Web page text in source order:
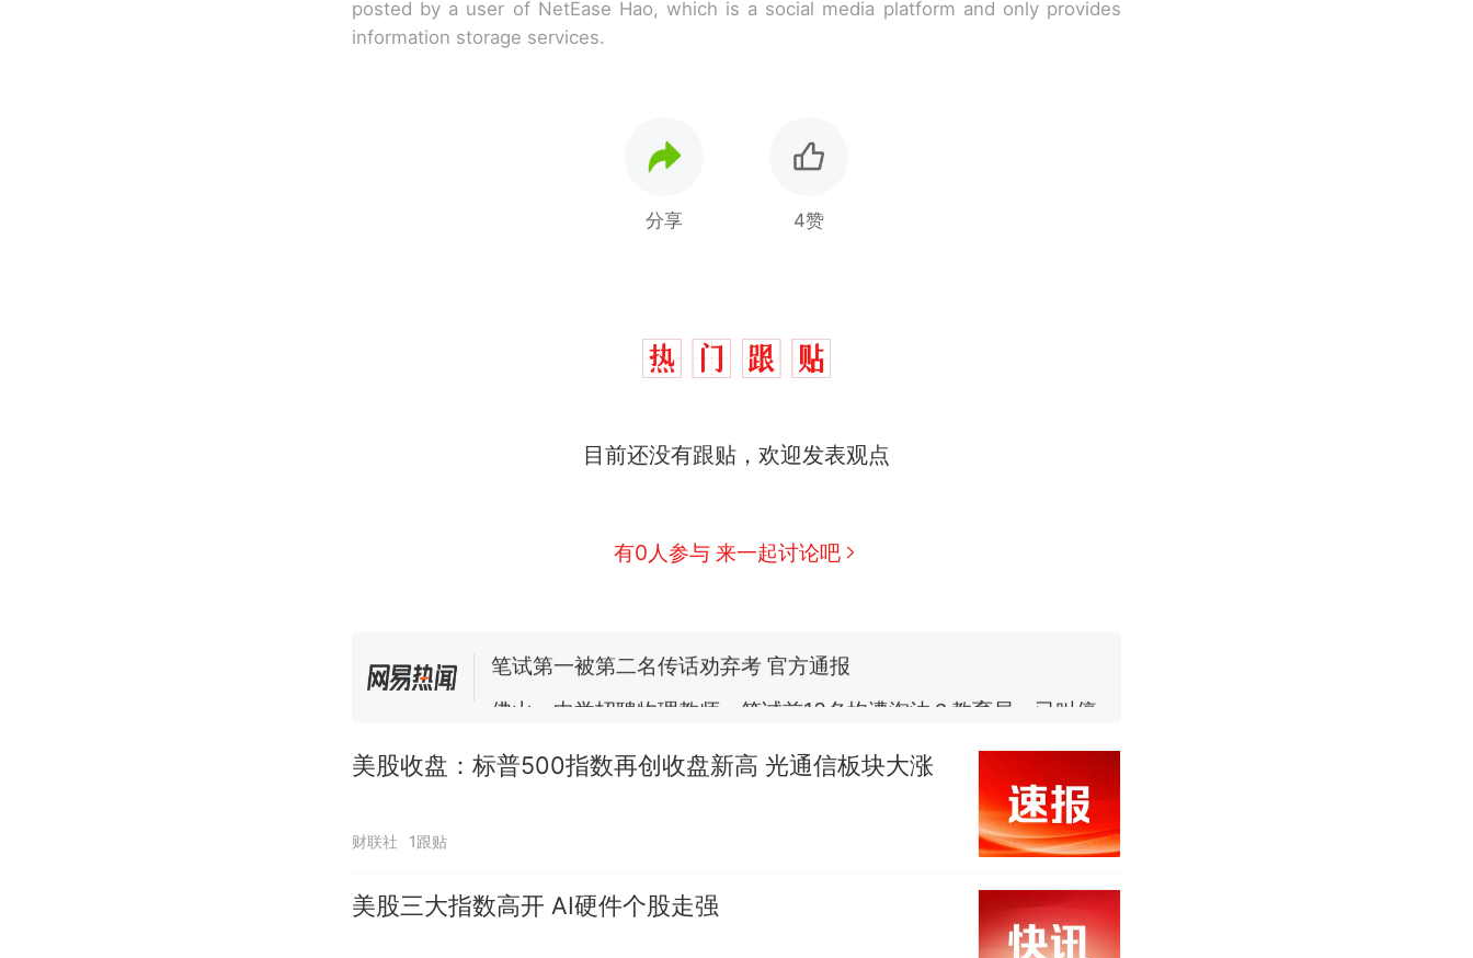
posted by a user of NetEase Hao, which is a social media platform and only provides
information storage services.
分享 4赞
目前还没有跟贴，欢迎发表观点
有0人参与 来一起讨论吧
费大厨“全国小炒肉大王”称号，仅凭视频评出？中国烹饪协会回
佛山一中学招聘物理教师，笔试前13名均遭淘汰？教育局：已叫停
那个在床头放菜刀的女孩，因老师一句“跟我回家”改写了人生
美股收盘：标普500指数再创收盘新高 光通信板块大涨
财联社 1跟贴
美股三大指数高开 AI硬件个股走强